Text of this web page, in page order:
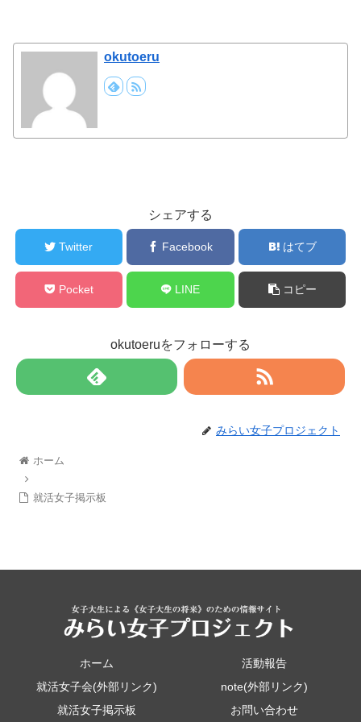
okutoeru
シェアする
Twitter Facebook はてブ
Pocket LINE コピー
okutoeruをフォローする
みらい女子プロジェクト
ホーム
就活女子掲示板
ホーム
活動報告
就活女子会(外部リンク)
note(外部リンク)
就活女子掲示板
お問い合わせ